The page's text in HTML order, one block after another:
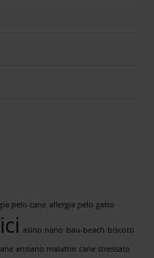
pelo cane allergia pelo gatto
asino nano bau-beach biscotti
anziano malattie cane stressato